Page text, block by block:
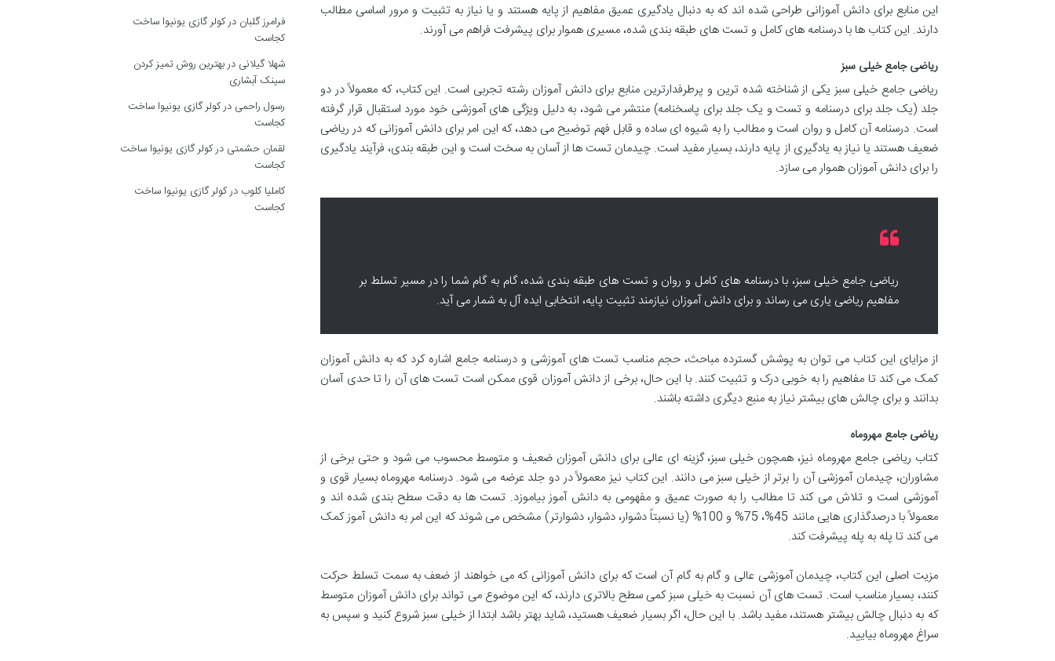
این منابع برای دانش آموزانی طراحی شده اند که به دنبال یادگیری عمیق مفاهیم از پایه هستند و یا نیاز به تثبیت و مرور اساسی مطالب
دارند. این کتاب ها با درسنامه های کامل و تست های طبقه بندی شده، مسیری هموار برای پیشرفت فراهم می آورند.
ریاضی جامع خیلی سبز
ریاضی جامع خیلی سبز یکی از شناخته شده ترین و پرطرفدارترین منابع برای دانش آموزان رشته تجربی است. این کتاب، که معمولاً در دو
جلد (یک جلد برای درسنامه و تست و یک جلد برای پاسخنامه) منتشر می شود، به دلیل ویژگی های آموزشی خود مورد استقبال قرار گرفته
است. درسنامه آن کامل و روان است و مطالب را به شیوه ای ساده و قابل فهم توضیح می دهد، که این امر برای دانش آموزانی که در ریاضی
ضعیف هستند یا نیاز به یادگیری از پایه دارند، بسیار مفید است. چیدمان تست ها از آسان به سخت است و این طبقه بندی، فرآیند یادگیری
را برای دانش آموزان هموار می سازد.
ریاضی جامع خیلی سبز، با درسنامه های کامل و روان و تست های طبقه بندی شده، گام به گام شما را در مسیر تسلط بر
مفاهیم ریاضی یاری می رساند و برای دانش آموزان نیازمند تثبیت پایه، انتخابی ایده آل به شمار می آید.
از مزایای این کتاب می توان به پوشش گسترده مباحث، حجم مناسب تست های آموزشی و درسنامه جامع اشاره کرد که به دانش آموزان
کمک می کند تا مفاهیم را به خوبی درک و تثبیت کنند. با این حال، برخی از دانش آموزان قوی ممکن است تست های آن را تا حدی آسان
بدانند و برای چالش های بیشتر نیاز به منبع دیگری داشته باشند.
ریاضی جامع مهروماه
کتاب ریاضی جامع مهروماه نیز، همچون خیلی سبز، گزینه ای عالی برای دانش آموزان ضعیف و متوسط محسوب می شود و حتی برخی از
مشاوران، چیدمان آموزشی آن را برتر از خیلی سبز می دانند. این کتاب نیز معمولاً در دو جلد عرضه می شود. درسنامه مهروماه بسیار قوی و
آموزشی است و تلاش می کند تا مطالب را به صورت عمیق و مفهومی به دانش آموز بیاموزد. تست ها به دقت سطح بندی شده اند و
معمولاً با درصدگذاری هایی مانند 45%، 75% و 100% (یا نسبتاً دشوار، دشوار، دشوارتر) مشخص می شوند که این امر به دانش آموز کمک
می کند تا پله به پله پیشرفت کند.
مزیت اصلی این کتاب، چیدمان آموزشی عالی و گام به گام آن است که برای دانش آموزانی که می خواهند از ضعف به سمت تسلط حرکت
کنند، بسیار مناسب است. تست های آن نسبت به خیلی سبز کمی سطح بالاتری دارند، که این موضوع می تواند برای دانش آموزان متوسط
که به دنبال چالش بیشتر هستند، مفید باشد. با این حال، اگر بسیار ضعیف هستید، شاید بهتر باشد ابتدا از خیلی سبز شروع کنید و سپس به
سراغ مهروماه بیایید.
فرامرز گلبان درکولر گازی یونیوا ساخت
کجاست
شهلا گیلانی دربهترین روش تمیز کردن
سینک آبشاری
رسول راحمی درکولر گازی یونیوا ساخت
کجاست
لقمان حشمتی درکولر گازی یونیوا ساخت
کجاست
کاملیا کلوب درکولر گازی یونیوا ساخت
کجاست